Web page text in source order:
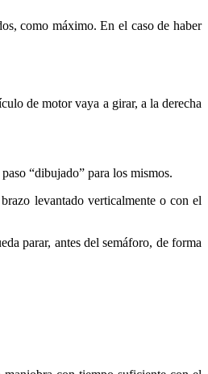
como máximo. En el caso de haber
de motor vaya a girar, a la derecha
“dibujado” para los mismos.
levantado verticalmente o con el
parar, antes del semáforo, de forma